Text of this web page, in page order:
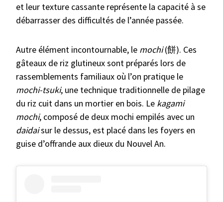
et leur texture cassante représente la capacité à se
débarrasser des difficultés de l’année passée.
Autre élément incontournable, le mochi(餅). Ces
gâteaux de riz glutineux sont préparés lors de
rassemblements familiaux où l’on pratique le
mochi-tsuki, une technique traditionnelle de pilage
du riz cuit dans un mortier en bois. Le kagami
mochi, composé de deux mochi empilés avec un
daidaisur le dessus, est placé dans les foyers en
guise d’offrande aux dieux du Nouvel An.